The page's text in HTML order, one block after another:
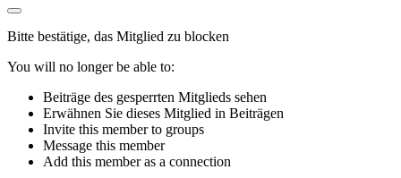
Bitte bestätige, das Mitglied zu blocken
You will no longer be able to:
Beiträge des gesperrten Mitglieds sehen
Erwähnen Sie dieses Mitglied in Beiträgen
Invite this member to groups
Message this member
Add this member as a connection